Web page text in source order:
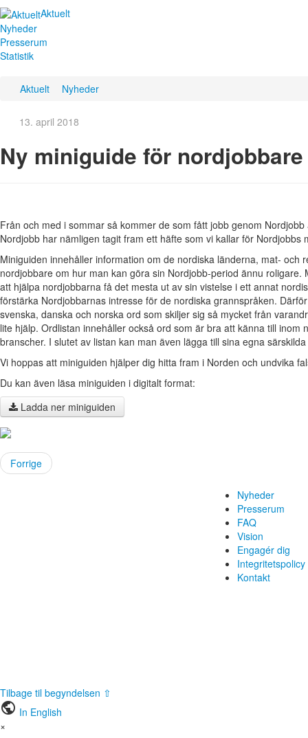
Aktuelt
Nyheder
Presserum
Statistik
Aktuelt Nyheder
13. april 2018
Ny miniguide för nordjobbare
Från och med i sommar så kommer de som fått jobb genom
Nordjobb har nämligen tagit fram ett häfte som vi kallar för Nordjobbs
Miniguiden innehåller information om de nordiska länderna, mat- och
nordjobbare om hur man kan göra sin Nordjobb-period ännu
att hjälpa nordjobbarna få det mesta ut av sin vistelse i ett annat
förstärka Nordjobbarnas intresse för de nordiska grannspråken.
svenska, danska och norska ord som skiljer sig så mycket från
lite hjälp. Ordlistan innehåller också ord som är bra att känna till inom
branscher. I slutet av listan kan man även lägga till sina egna
Vi hoppas att miniguiden hjälper dig hitta fram i Norden och undvika
Du kan även läsa miniguiden i digitalt format:
Ladda ner miniguiden
Forrige
Nyheder
Presserum
FAQ
Vision
Engagér dig
Integritetspolicy
Kontakt
Tilbage til begyndelsen ⇧
public In English
×